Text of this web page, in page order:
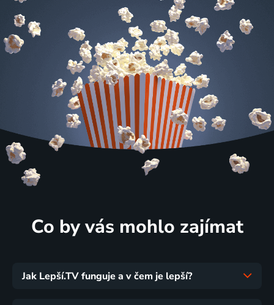
Co by vás mohlo zajímat
Jak Lepší.TV funguje a v čem je lepší?